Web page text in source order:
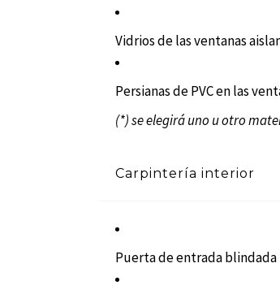
Vidrios de las ventanas
Persianas de PVC en las
(*) se elegirá uno u otro
Carpintería interior
Puerta de entrada blindada